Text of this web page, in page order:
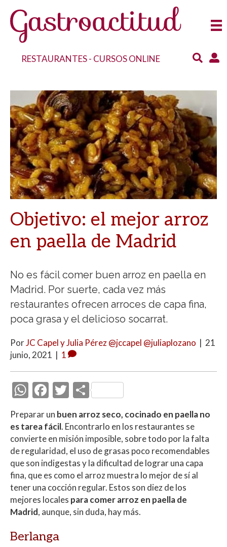
RESTAURANTES- CURSOS ONLINE
Objetivo: el mejor arroz
en paella de Madrid
No es fácil comer buen arroz en paella en
Madrid. Por suerte, cada vez más
restaurantes ofrecen arroces de capa fina,
poca grasa y el delicioso socarrat.
PorJC Capel y Julia Pérez @jccapel @juliaplozano | 21
junio, 2021 | 1
W
at
s
A
p
p
F
ac
e
b
o
o
k
T
itt
er
C
m
p
ar
ti
r
Preparar un buen arroz seco, cocinado en paella no
es tarea fácil. Encontrarlo en los restaurantes se
convierte en misión imposible, sobre todo por la falta
de regularidad, el uso de grasas poco recomendables
que son indigestas y la dificultad de lograr una capa
fina, que es como el arroz muestra lo mejor de sí al
tener una cocción regular. Estos son diez de los
mejores locales para comer arroz en paella de
Madrid, aunque, sin duda, hay más.
Berlanga